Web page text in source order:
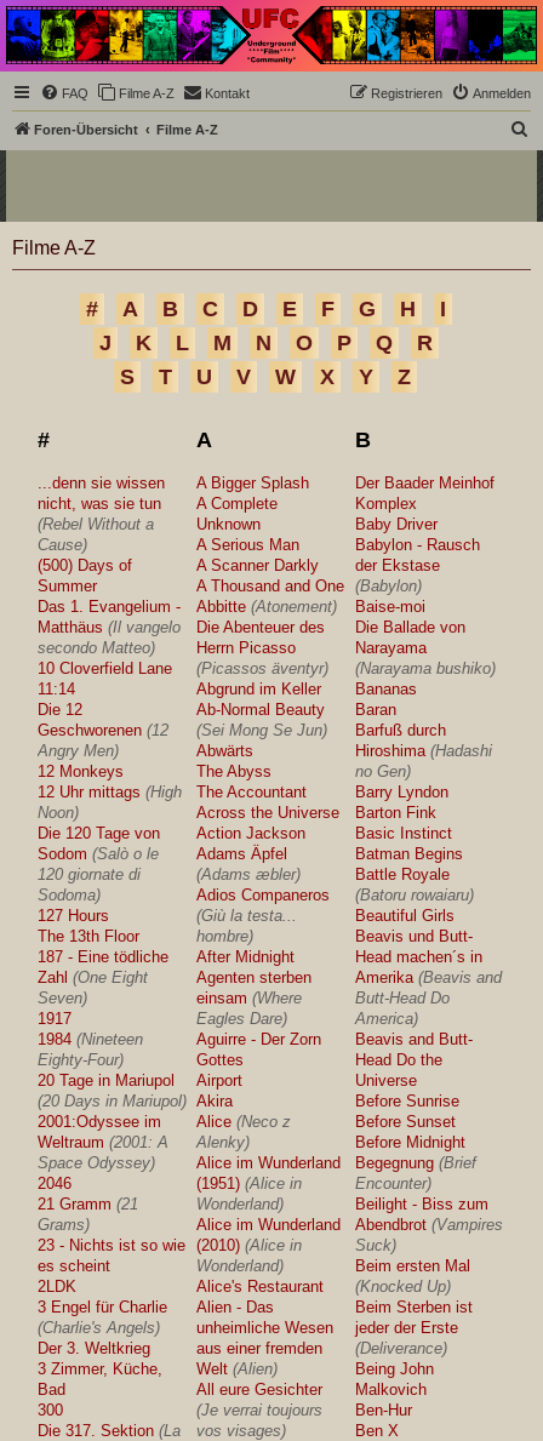
Underground Film
Community
Die Underground Film Community ist ein deutschsprachiges Filmforum und ein Paradies
für Cineasten und Filmsüchtige jenseits des Mainstreams.
FAQ Filme A-Z Kontakt Anmelden
Registrieren
Foren-Übersicht Filme A-Z
Filme A-Z
# A B C D E F G H
I
J
K L M N O P Q
R
S
T U V W X Y Z
#
...denn sie wissen
nicht, was sie tun
(Rebel Without a
Cause)
(500) Days of
Summer
Das 1. Evangelium -
Matthäus (Il vangelo
secondo Matteo)
10 Cloverfield Lane
11:14
Die 12
Geschworenen (12
Angry Men)
12 Monkeys
12 Uhr mittags (High
Noon)
Die 120 Tage von
Sodom (Salò o le
120 giornate di
Sodoma)
127 Hours
The 13th Floor
187 - Eine tödliche
Zahl (One Eight
Seven)
1917
1984 (Nineteen
Eighty-Four)
20 Tage in Mariupol
(20 Days in Mariupol)
2001:Odyssee im
Weltraum (2001: A
Space Odyssey)
2046
21 Gramm (21
Grams)
23 - Nichts ist so wie
es scheint
2LDK
3 Engel für Charlie
(Charlie's Angels)
Der 3. Weltkrieg
3 Zimmer, Küche,
Bad
300
Die 317. Sektion (La
A
A Bigger Splash
A Complete
Unknown
A Serious Man
A Scanner Darkly
A Thousand and One
Abbitte (Atonement)
Die Abenteuer des
Herrn Picasso
(Picassos äventyr)
Abgrund im Keller
Ab-Normal Beauty
(Sei Mong Se Jun)
Abwärts
The Abyss
The Accountant
Across the Universe
Action Jackson
Adams Äpfel
(Adams æbler)
Adios Companeros
(Giù la testa...
hombre)
After Midnight
Agenten sterben
einsam (Where
Eagles Dare)
Aguirre - Der Zorn
Gottes
Airport
Akira
Alice (Neco z
Alenky)
Alice im Wunderland
(1951) (Alice in
Wonderland)
Alice im Wunderland
(2010) (Alice in
Wonderland)
Alice's Restaurant
Alien - Das
unheimliche Wesen
aus einer fremden
Welt (Alien)
All eure Gesichter
(Je verrai toujours
vos visages)
B
Der Baader Meinhof
Komplex
Baby Driver
Babylon - Rausch
der Ekstase
(Babylon)
Baise-moi
Die Ballade von
Narayama
(Narayama bushiko)
Bananas
Baran
Barfuß durch
Hiroshima (Hadashi
no Gen)
Barry Lyndon
Barton Fink
Basic Instinct
Batman Begins
Battle Royale
(Batoru rowaiaru)
Beautiful Girls
Beavis und Butt-
Head machen´s in
Amerika (Beavis and
Butt-Head Do
America)
Beavis and Butt-
Head Do the
Universe
Before Sunrise
Before Sunset
Before Midnight
Begegnung (Brief
Encounter)
Beilight - Biss zum
Abendbrot (Vampires
Suck)
Beim ersten Mal
(Knocked Up)
Beim Sterben ist
jeder der Erste
(Deliverance)
Being John
Malkovich
Ben-Hur
Ben X